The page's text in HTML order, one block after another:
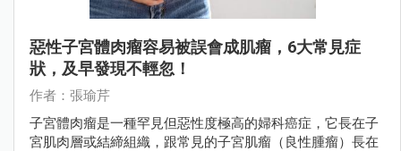
惡性子宮體肉瘤容易被誤會成肌瘤，6大常見症
狀，及早發現不輕忽！
作者：張瑜芹
子宮體肉瘤是一種罕見但惡性度極高的婦科癌症，它長在子
宮肌肉層或結締組織，跟常見的子宮肌瘤（良性腫瘤）長在